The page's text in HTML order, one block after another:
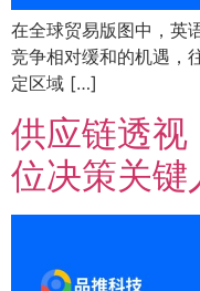
在全球贸易版图中，英
竞争相对缓和的机遇，
定区域 […]
供应链透视
位决策关键